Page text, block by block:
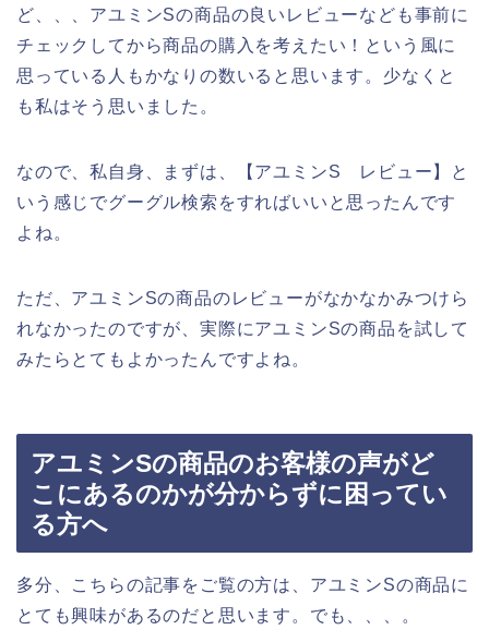
ど、、、アユミンSの商品の良いレビューなども事前に
チェックしてから商品の購入を考えたい！という風に
思っている人もかなりの数いると思います。少なくと
も私はそう思いました。
なので、私自身、まずは、【アユミンS レビュー】と
いう感じでグーグル検索をすればいいと思ったんです
よね。
ただ、アユミンSの商品のレビューがなかなかみつけら
れなかったのですが、実際にアユミンSの商品を試して
みたらとてもよかったんですよね。
アユミンSの商品のお客様の声がど
こにあるのかが分からずに困ってい
る方へ
多分、こちらの記事をご覧の方は、アユミンSの商品に
とても興味があるのだと思います。でも、、、。